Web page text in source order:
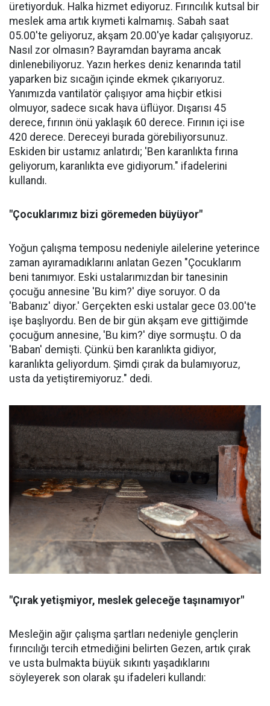
üretiyorduk. Halka hizmet ediyoruz. Fırıncılık kutsal bir
meslek ama artık kıymeti kalmamış. Sabah saat
05.00'te geliyoruz, akşam 20.00'ye kadar çalışıyoruz.
Nasıl zor olmasın? Bayramdan bayrama ancak
dinlenebiliyoruz. Yazın herkes deniz kenarında tatil
yaparken biz sıcağın içinde ekmek çıkarıyoruz.
Yanımızda vantilatör çalışıyor ama hiçbir etkisi
olmuyor, sadece sıcak hava üflüyor. Dışarısı 45
derece, fırının önü yaklaşık 60 derece. Fırının içi ise
420 derece. Dereceyi burada görebiliyorsunuz.
Eskiden bir ustamız anlatırdı; 'Ben karanlıkta fırına
geliyorum, karanlıkta eve gidiyorum." ifadelerini
kullandı.
"Çocuklarımız bizi göremeden büyüyor"
Yoğun çalışma temposu nedeniyle ailelerine yeterince
zaman ayıramadıklarını anlatan Gezen "Çocuklarım
beni tanımıyor. Eski ustalarımızdan bir tanesinin
çocuğu annesine 'Bu kim?' diye soruyor. O da
'Babanız' diyor.' Gerçekten eski ustalar gece 03.00'te
işe başlıyordu. Ben de bir gün akşam eve gittiğimde
çocuğum annesine, 'Bu kim?' diye sormuştu. O da
'Baban' demişti. Çünkü ben karanlıkta gidiyor,
karanlıkta geliyordum. Şimdi çırak da bulamıyoruz,
usta da yetiştiremiyoruz." dedi.
"Çırak yetişmiyor, meslek geleceğe taşınamıyor"
Mesleğin ağır çalışma şartları nedeniyle gençlerin
fırıncılığı tercih etmediğini belirten Gezen, artık çırak
ve usta bulmakta büyük sıkıntı yaşadıklarını
söyleyerek son olarak şu ifadeleri kullandı: